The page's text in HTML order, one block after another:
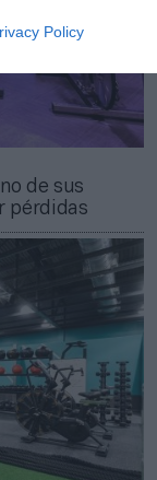
Policy
de sus
pérdidas